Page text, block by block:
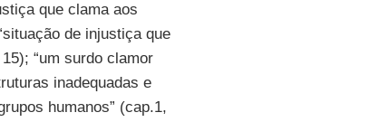
que clama aos
de injustiça que
“um surdo clamor
inadequadas e
humanos” (cap.1,